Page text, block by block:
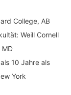
College, AB
Weill Cornell
MD
10 Jahre als
York